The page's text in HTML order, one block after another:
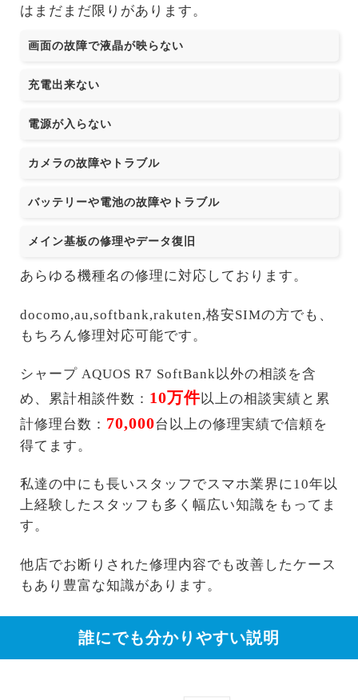
はまだまだ限りがあります。
画面の故障で液晶が映らない
充電出来ない
電源が入らない
カメラの故障やトラブル
バッテリーや電池の故障やトラブル
メイン基板の修理やデータ復旧
あらゆる機種名の修理に対応しております。
docomo,au,softbank,rakuten,格安SIMの方でも、
もちろん修理対応可能です。
シャープ AQUOS R7 SoftBank以外の相談を含
め、累計相談件数： 10万件以上の相談実績と累
計修理台数： 70,000台以上の修理実績で信頼を
得てます。
私達の中にも長いスタッフでスマホ業界に10年以
上経験したスタッフも多く幅広い知識をもってま
す。
他店でお断りされた修理内容でも改善したケース
もあり豊富な知識があります。
誰にでも分かりやすい説明